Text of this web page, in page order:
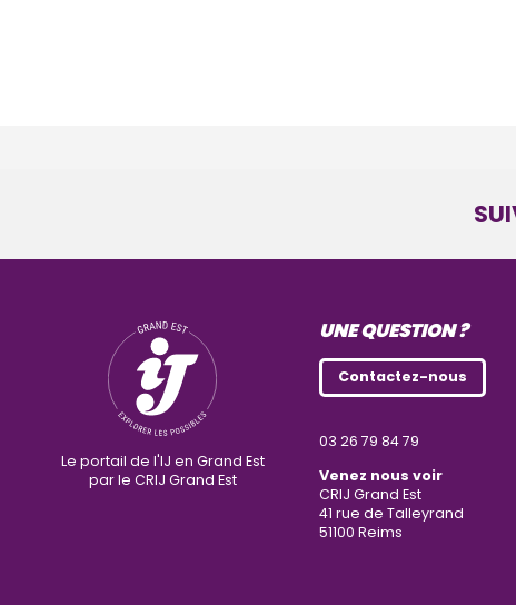
Le portail de l'IJ en Grand Est
par le CRIJ Grand Est
UNE QUESTION ?
Contactez-nous
03 26 79 84 79
Venez nous voir
CRIJ Grand Est
41 rue de Talleyrand
51100 Reims